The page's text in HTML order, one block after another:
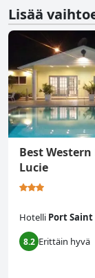
Lisää
Best Western
Lucie
Hotelli Port Saint
8.2 Erittäin hyvä